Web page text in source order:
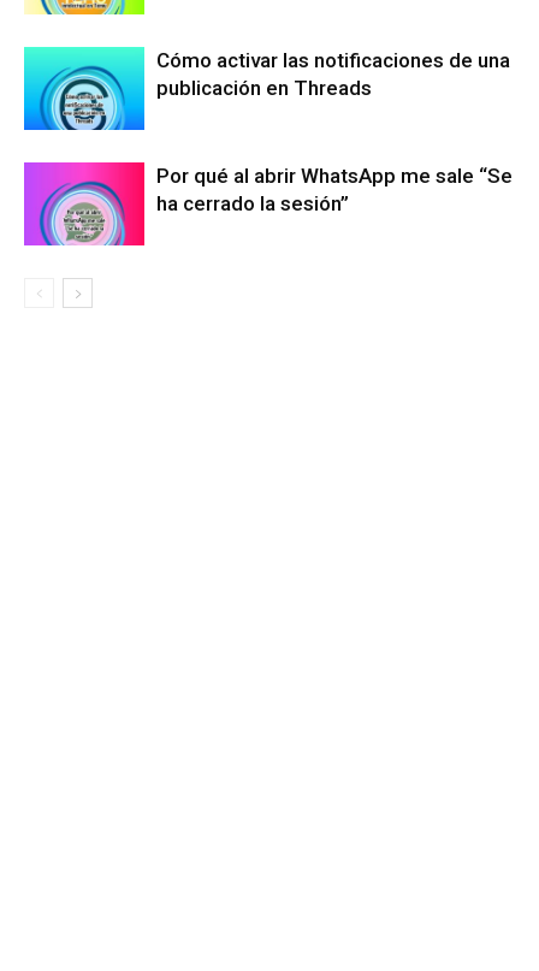
Cómo activar las notificaciones de una
publicación en Threads
Por qué al abrir WhatsApp me sale “Se
ha cerrado la sesión”